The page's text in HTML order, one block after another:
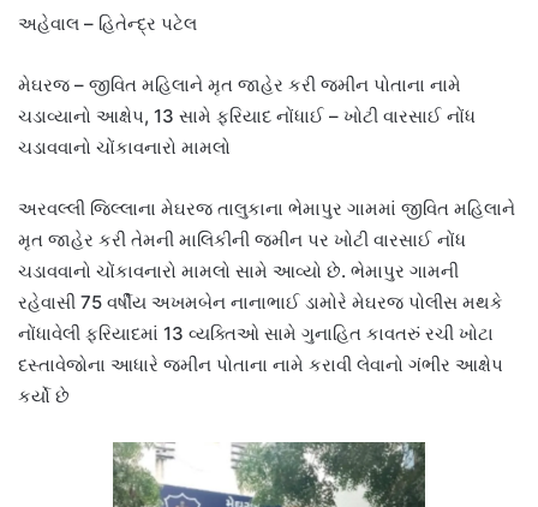
અહેવાલ – હિતેન્દ્ર પટેલ
મેઘરજ – જીવિત મહિલાને મૃત જાહેર કરી જમીન પોતાના નામે
ચડાવ્યાનો આક્ષેપ, 13 સામે ફરિયાદ નોંધાઈ – ખોટી વારસાઈ નોંધ
ચડાવવાનો ચોંકાવનારો મામલો
અરવલ્લી જિલ્લાના મેઘરજ તાલુકાના ભેમાપુર ગામમાં જીવિત મહિલાને
મૃત જાહેર કરી તેમની માલિકીની જમીન પર ખોટી વારસાઈ નોંધ
ચડાવવાનો ચોંકાવનારો મામલો સામે આવ્યો છે. ભેમાપુર ગામની
રહેવાસી 75 વર્ષીય અખમબેન નાનાભાઈ ડામોરે મેઘરજ પોલીસ મથકે
નોંધાવેલી ફરિયાદમાં 13 વ્યક્તિઓ સામે ગુનાહિત કાવતરું રચી ખોટા
દસ્તાવેજોના આધારે જમીન પોતાના નામે કરાવી લેવાનો ગંભીર આક્ષેપ
કર્યો છે